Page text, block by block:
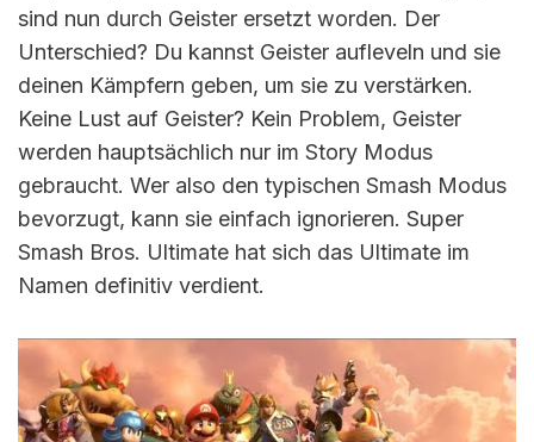
sind nun durch Geister ersetzt worden. Der
Unterschied? Du kannst Geister aufleveln und sie
deinen Kämpfern geben, um sie zu verstärken.
Keine Lust auf Geister? Kein Problem, Geister
werden hauptsächlich nur im Story Modus
gebraucht. Wer also den typischen Smash Modus
bevorzugt, kann sie einfach ignorieren. Super
Smash Bros. Ultimate hat sich das Ultimate im
Namen definitiv verdient.